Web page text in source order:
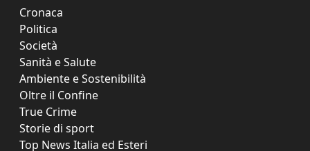
Cronaca
Politica
Società
Sanità e Salute
Ambiente e Sostenibilità
Oltre il Confine
True Crime
Storie di sport
Top News Italia ed Esteri